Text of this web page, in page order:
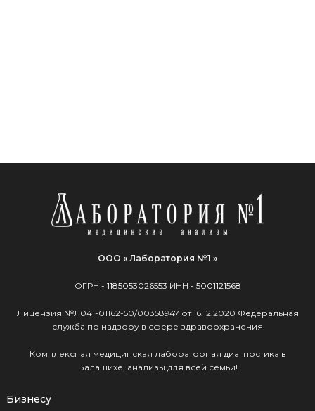
ООО « Лаборатория №1 »
ОГРН - 1185053026553 ИНН - 5001121568
Лицензия №Л041-01162-50/00358947 от 16.12.2020 Федеральная
служба по надзору в сфере здравоохранения
Комплексная медицинская лабораторная диагностика в
Балашихе, анализы для всей семьи!
Бизнесу